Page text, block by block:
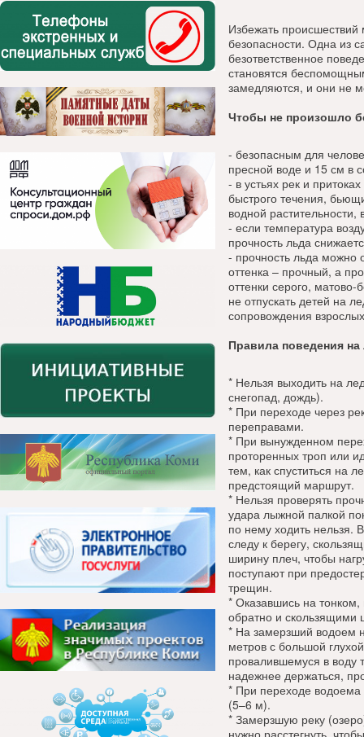
Избежать
безопасности. Одна из
безответственное
становятся
замедляются, и они не
Чтобы не произошло
- безопасным для
пресной воде и 15 см в
- в устьях рек и
быстрого течения,
водной
- если температура
прочность льда
- прочность льда можно
оттенка – прочный, а
оттенки серого,
не отпускать детей на
сопровождения
Правила поведения
* Нельзя выходить на
снегопад, дождь).
* При переходе через
переправами.
* При вынужденном
проторенных троп или
тем, как спуститься на
предстоящий маршрут.
* Нельзя проверять
удара лыжной палкой
по нему ходить нельзя.
следу к берегу,
ширину плеч, чтобы
поступают при
трещин.
* Оказавшись на
обратно и скользящими
* На замерзший водоем
метров с большой
провалившемуся в воду
надежнее держаться,
* При переходе водоема
(5–6 м).
* Замерзшую реку
нужно расстегнуть,